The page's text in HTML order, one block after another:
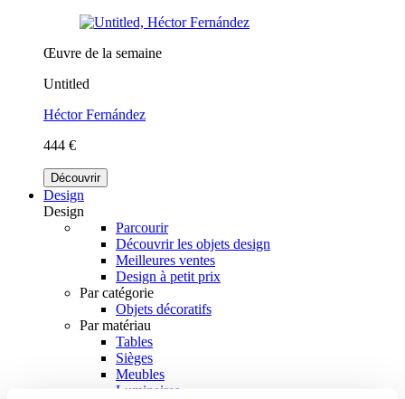
Œuvre de la semaine
Untitled
Héctor Fernández
444 €
Découvrir
Design
Design
Parcourir
Découvrir les objets design
Meilleures ventes
Design à petit prix
Par catégorie
Objets décoratifs
Par matériau
Tables
Sièges
Meubles
Luminaires